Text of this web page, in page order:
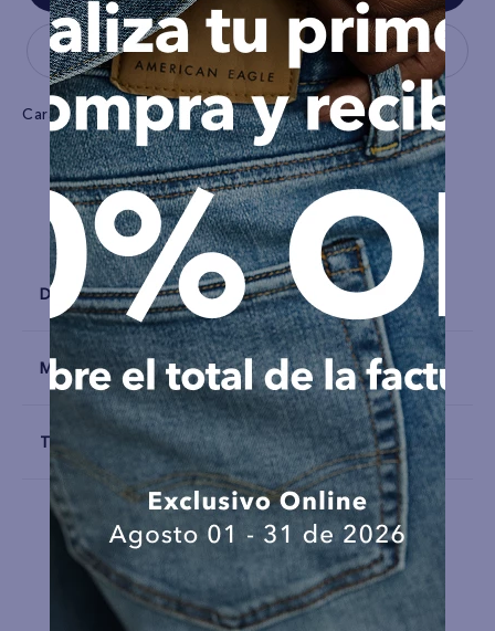
Características
Tiro Súper de tiro alto
Detalles
Materiales y Cuidado
Talla y Fit
COMPLEMENTA TU LOOK